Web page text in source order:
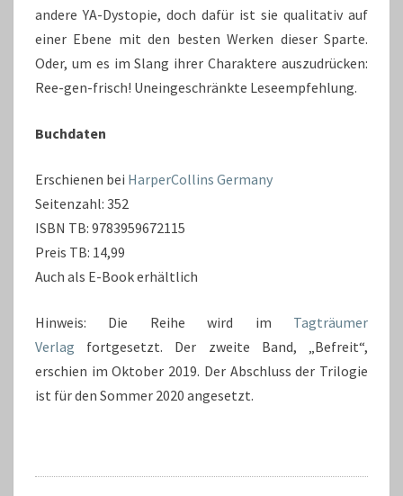
andere YA-Dystopie, doch dafür ist sie qualitativ auf
einer Ebene mit den besten Werken dieser Sparte.
Oder, um es im Slang ihrer Charaktere auszudrücken:
Ree-gen-frisch! Uneingeschränkte Leseempfehlung.
Buchdaten
Erschienen bei HarperCollins Germany
Seitenzahl: 352
ISBN TB: 9783959672115
Preis TB: 14,99
Auch als E-Book erhältlich
Hinweis: Die Reihe wird im Tagträumer
Verlag fortgesetzt. Der zweite Band, „Befreit“,
erschien im Oktober 2019. Der Abschluss der Trilogie
ist für den Sommer 2020 angesetzt.